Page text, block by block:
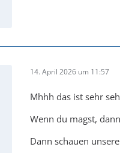
14. April 2026 um 11:57
Mhhh das ist sehr
Wenn du magst,
Dann schauen